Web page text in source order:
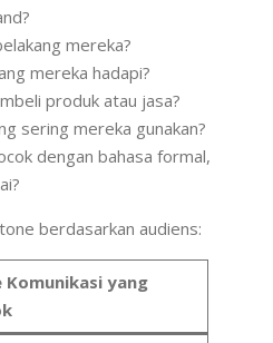
mereka?
mereka hadapi?
produk atau jasa?
sering mereka gunakan?
dengan bahasa formal,
berdasarkan audiens:
Komunikasi yang